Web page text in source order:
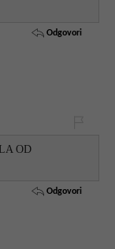
Odgovori
OD
Odgovori